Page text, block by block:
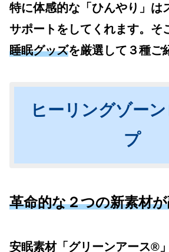
特に体感的な「ひんやり」は
サポートをしてくれます。そ
睡眠グッズを厳選して３種ご
ヒーリングゾー
プ
革命的な２つの新素材
安眠素材「グリーンアース®